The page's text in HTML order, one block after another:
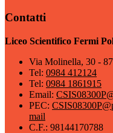
Contatti
Liceo Scientifico Fermi
Via Molinella, 30 -
Tel: 0984 412124
Tel: 0984 1861915
Email:
PEC:
mail
C.F.: 98144170788